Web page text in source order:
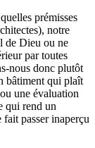
prémisses
notre
de Dieu ou ne
par toutes
nous donc plutôt
bâtiment qui plaît
une évaluation
qui rend un
fait passer inaperçu